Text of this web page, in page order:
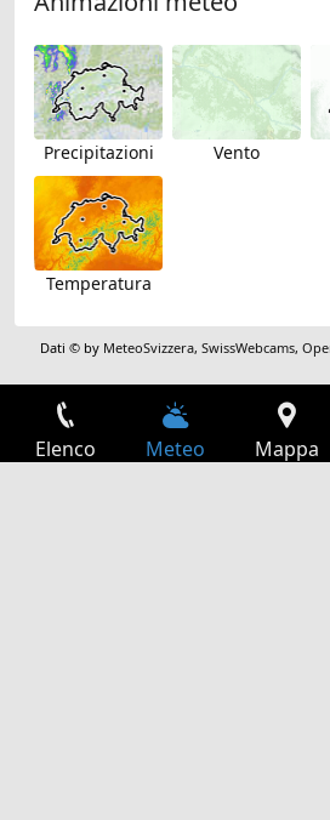
Precipitazioni Vento
Temperatura
Dati © by MeteoSvizzera,SwissWebcams,
Elenco Meteo Mappa